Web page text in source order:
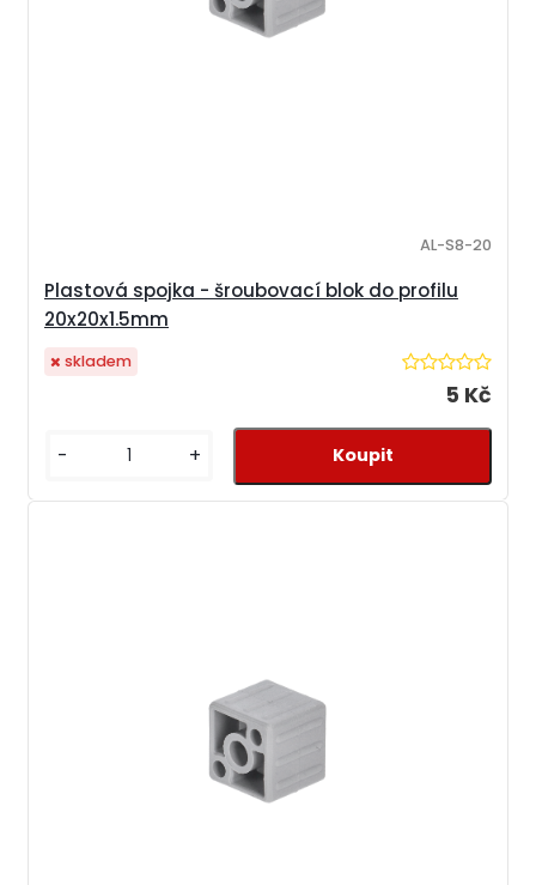
Plastová spojka - šroubovací blok do profilu
20x20x1.5mm
AL-S8-20
5 Kč
skladem
- +